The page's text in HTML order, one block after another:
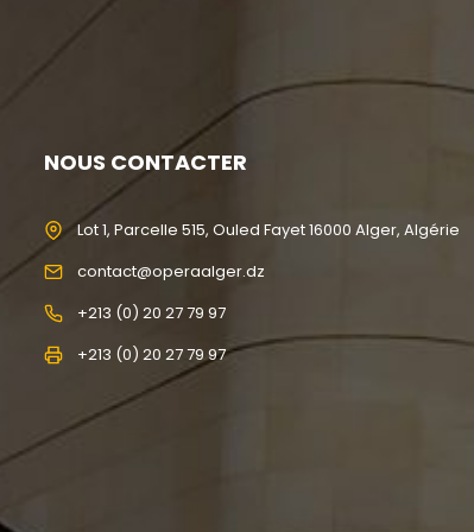
NOUS CONTACTER
Lot 1, Parcelle 515, Ouled Fayet 16000 Alger, Algérie
contact@operaalger.dz
+213 (0) 20 27 79 97
+213 (0) 20 27 79 97